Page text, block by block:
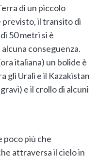
di un piccolo
previsto, il transito di
50 metri si è
conseguenza.
italiana) un bolide è
gli Urali e il Kazakistan
e il crollo di alcuni
poco più che
attraversa il cielo in